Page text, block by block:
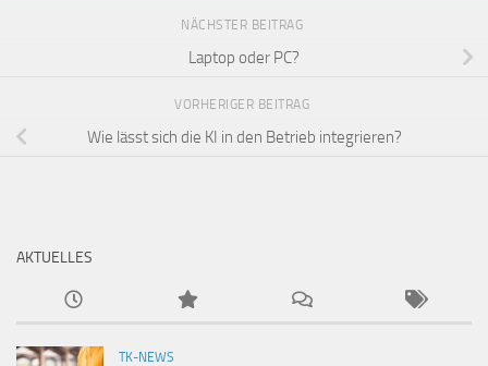
NÄCHSTER BEITRAG
Laptop oder PC?
VORHERIGER BEITRAG
Wie lässt sich die KI in den Betrieb integrieren?
AKTUELLES
TK-NEWS